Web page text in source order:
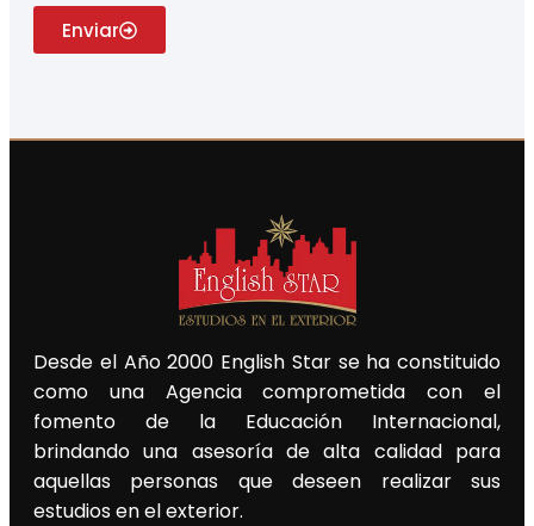
Enviar
Desde el Año 2000 English Star se ha constituido
como una Agencia comprometida con el
fomento de la Educación Internacional,
brindando una asesoría de alta calidad para
aquellas personas que deseen realizar sus
estudios en el exterior.